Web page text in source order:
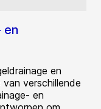
en
en
verschillende
en